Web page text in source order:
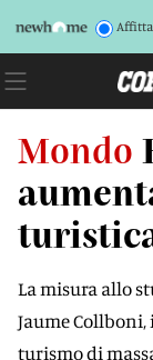
Affitta
Mondo
La misura allo
Jaume
turismo di